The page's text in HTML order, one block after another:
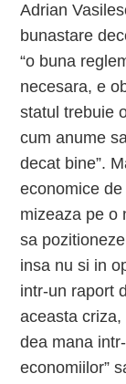
Adrian
bunastare
“o buna
necesara, e
statul trebuie
cum anume
decat bine”.
economice
mizeaza pe o
sa
insa nu si in
intr-un raport
aceasta
dea mana
economiilor”